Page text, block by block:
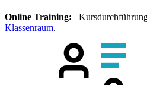
Online Training:
Klassenraum.